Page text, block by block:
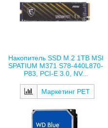
Накопитель SSD M.2 1TB MSI
SPATIUM M371 S78-440L870-
P83, PCI-E 3.0, NV...
Маркетинг РЕТ